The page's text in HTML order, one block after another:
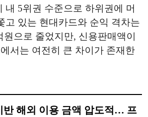
내 5위권 수준으로 하위권에 머
고 있는 현대카드와 순익 격차는
원으로 줄었지만, 신용판매액이
서는 여전히 큰 차이가 존재한
반 해외 이용 금액 압도적… 프